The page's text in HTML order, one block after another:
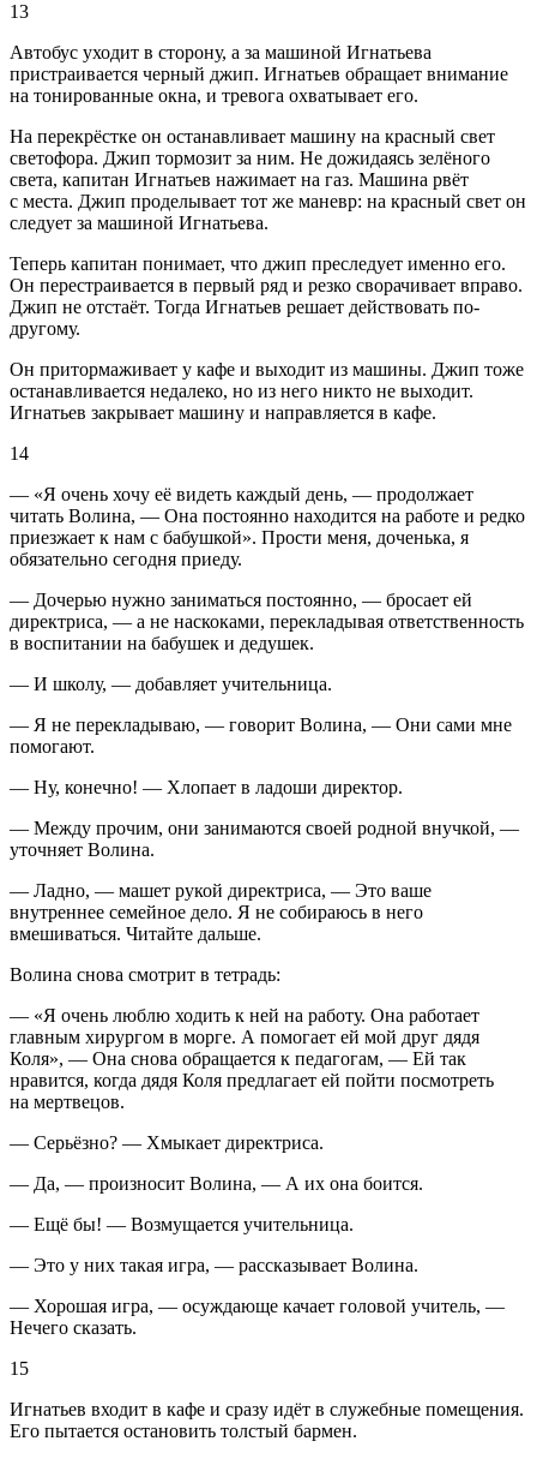
13
Автобус уходит в сторону, а за машиной Игнатьева
пристраивается черный джип. Игнатьев обращает внимание
на тонированные окна, и тревога охватывает его.
На перекрёстке он останавливает машину на красный свет
светофора. Джип тормозит за ним. Не дожидаясь зелёного
света, капитан Игнатьев нажимает на газ. Машина рвёт
с места. Джип проделывает тот же маневр: на красный свет он
следует за машиной Игнатьева.
Теперь капитан понимает, что джип преследует именно его.
Он перестраивается в первый ряд и резко сворачивает вправо.
Джип не отстаёт. Тогда Игнатьев решает действовать по-
другому.
Он притормаживает у кафе и выходит из машины. Джип тоже
останавливается недалеко, но из него никто не выходит.
Игнатьев закрывает машину и направляется в кафе.
14
— «Я очень хочу её видеть каждый день, — продолжает
читать Волина, — Она постоянно находится на работе и редко
приезжает к нам с бабушкой». Прости меня, доченька, я
обязательно сегодня приеду.
— Дочерью нужно заниматься постоянно, — бросает ей
директриса, — а не наскоками, перекладывая ответственность
в воспитании на бабушек и дедушек.
— И школу, — добавляет учительница.
— Я не перекладываю, — говорит Волина, — Они сами мне
помогают.
— Ну, конечно! — Хлопает в ладоши директор.
— Между прочим, они занимаются своей родной внучкой, —
уточняет Волина.
— Ладно, — машет рукой директриса, — Это ваше
внутреннее семейное дело. Я не собираюсь в него
вмешиваться. Читайте дальше.
Волина снова смотрит в тетрадь:
— «Я очень люблю ходить к ней на работу. Она работает
главным хирургом в морге. А помогает ей мой друг дядя
Коля», — Она снова обращается к педагогам, — Ей так
нравится, когда дядя Коля предлагает ей пойти посмотреть
на мертвецов.
— Серьёзно? — Хмыкает директриса.
— Да, — произносит Волина, — А их она боится.
— Ещё бы! — Возмущается учительница.
— Это у них такая игра, — рассказывает Волина.
— Хорошая игра, — осуждающе качает головой учитель, —
Нечего сказать.
15
Игнатьев входит в кафе и сразу идёт в служебные помещения.
Его пытается остановить толстый бармен.